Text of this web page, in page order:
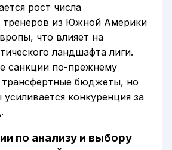
рост числа
тренеров из Южной Америки
что влияет на
ландшафта лиги.
санкции по-прежнему
бюджеты, но
конкуренция за
по анализу и выбору